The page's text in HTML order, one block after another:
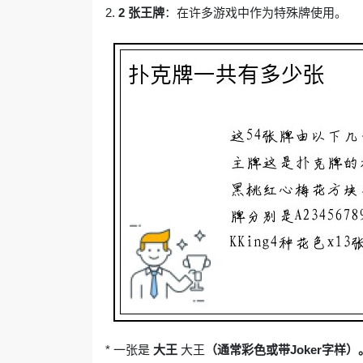
2. 2 张王牌：在许多游戏中作为特殊牌使用。
* 一张是 大王 大王 （通常彩色或带Joker字样）